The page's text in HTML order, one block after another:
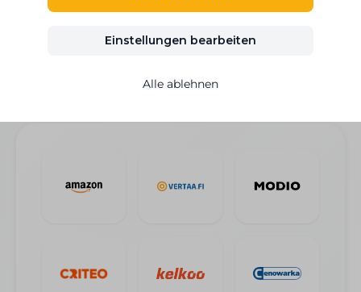
Integrationen mit Google Ads, Sklik, Facebook
Automatische Datensynchronisierung aus
Kostenlos in allen Tarifen verfügbar
Einstellungen bearbeiten
Alle ablehnen